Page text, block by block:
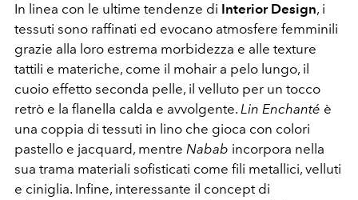
In linea con le ultime tendenze di Interior Design, i
tessuti sono raffinati ed evocano atmosfere femminili
grazie alla loro estrema morbidezza e alle texture
tattili e materiche, come il mohair a pelo lungo, il
cuoio effetto seconda pelle, il velluto per un tocco
retrò e la flanella calda e avvolgente. Lin Enchanté è
una coppia di tessuti in lino che gioca con colori
pastello e jacquard, mentre Nabab incorpora nella
sua trama materiali sofisticati come fili metallici, velluti
e ciniglia. Infine, interessante il concept di